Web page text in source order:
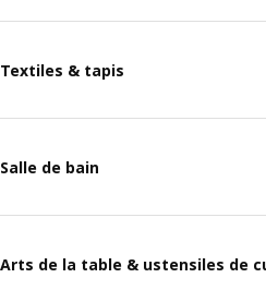
Textiles & tapis
Salle de bain
Arts de la table & ustensiles de